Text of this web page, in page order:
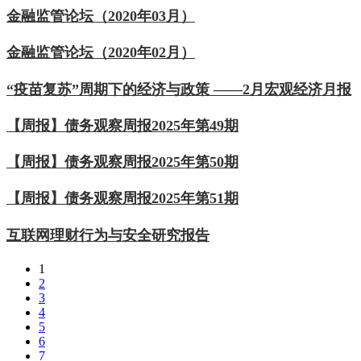
金融监管论坛（2020年03月）
金融监管论坛（2020年02月）
“疫苗复苏”周期下的经济与政策 ——2月宏观经济月报
【周报】债务观察周报2025年第49期
【周报】债务观察周报2025年第50期
【周报】债务观察周报2025年第51期
互联网理财行为与安全研究报告
1
2
3
4
5
6
7